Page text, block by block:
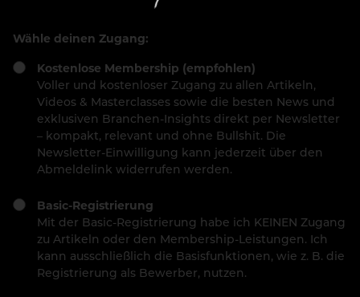
Wähle deinen Zugang:
Kostenlose Membership (empfohlen)
Voller und kostenloser Zugang zu allen Artikeln,
Videos & Masterclasses sowie die besten News und
exklusiven Branchen-Insights direkt per Newsletter
– kompakt, relevant und ohne Bullshit. Die
Newsletter-Einwilligung kann jederzeit über den
Abmeldelink widerrufen werden.
Basic-Registrierung
Mit der Basic-Registrierung habe ich KEINEN Zugang
zu Artikeln oder den Membership-Leistungen. Ich
kann ausschließlich die Basisfunktionen, wie z. B. die
Registrierung als Bewerber, nutzen.